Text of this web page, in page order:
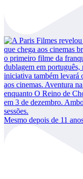
Mesmo depois de 11